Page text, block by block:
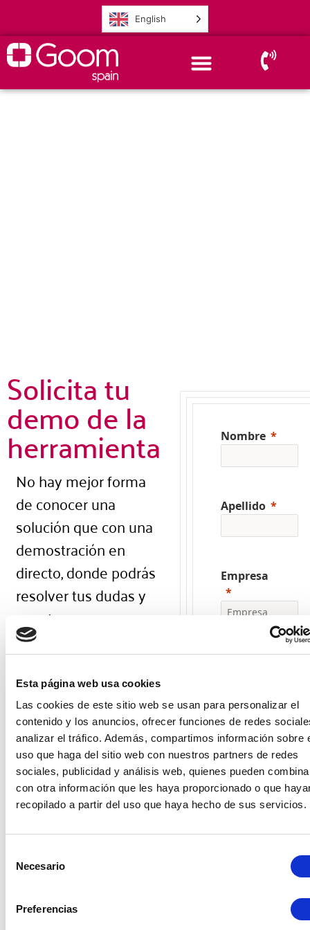
Esta página web usa cookies
Las cookies de este sitio web se usan para personalizar el
contenido y los anuncios, ofrecer funciones de redes
analizar el tráfico. Además, compartimos información sobre
uso que haga del sitio web con nuestros partners de redes
sociales, publicidad y análisis web, quienes pueden
con otra información que les haya proporcionado o que
recopilado a partir del uso que haya hecho de sus servicios.
Necesario
Preferencias
English
Solicita tu
demo de la
herramienta
No hay mejor forma
de conocer una
solución que con una
demostración en
directo, donde podrás
resolver tus dudas y
nuestros
profesionales te
aconsejarán sobre
como adaptar la
herramienta a tu
negocio.
Conoce la
herramienta
con uno de
profesionales.
herramienta a
Nombre
Apellido
Empresa
Teléfono
Provincia